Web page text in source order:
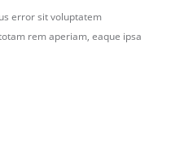
error sit voluptatem
rem aperiam, eaque ipsa